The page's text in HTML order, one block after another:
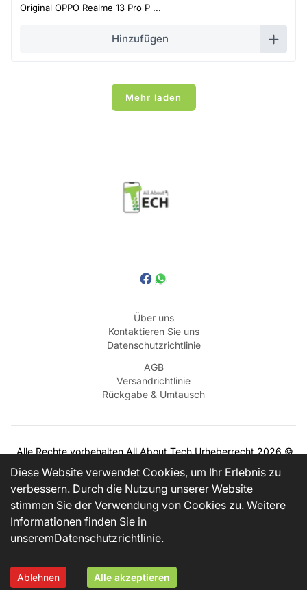
Diese Website verwendet Cookies, um Ihr Erlebnis zu
verbessern. Durch die Nutzung unserer Website
stimmen Sie der Verwendung von Cookies zu. Weitere
Informationen finden Sie in
unseremDatenschutzrichtlinie.
Ablehnen Alle akzeptieren
Original OPPO Realme 13 Pro P ...
Hinzufügen
Mehr laden
Über uns
Kontaktieren Sie uns
Datenschutzrichtlinie
AGB
Versandrichtlinie
Rückgabe & Umtausch
Alle Rechte vorbehalten All About Tech Urheberrecht 2026©
BEZAHLEN MIT
VERSANDPARTNER
Home